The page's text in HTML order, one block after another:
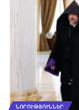
ՆՈՐՈՒԹՅՈՒՆՆԵՐ